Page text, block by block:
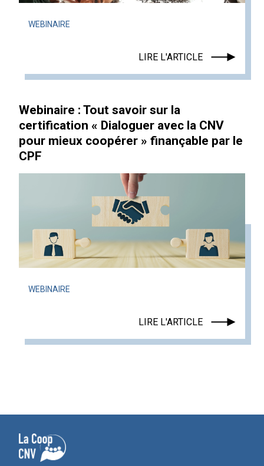
WEBINAIRE
LIRE L'ARTICLE
Webinaire : Tout savoir sur la
certification « Dialoguer avec la CNV
pour mieux coopérer » finançable par le
CPF
WEBINAIRE
LIRE L'ARTICLE